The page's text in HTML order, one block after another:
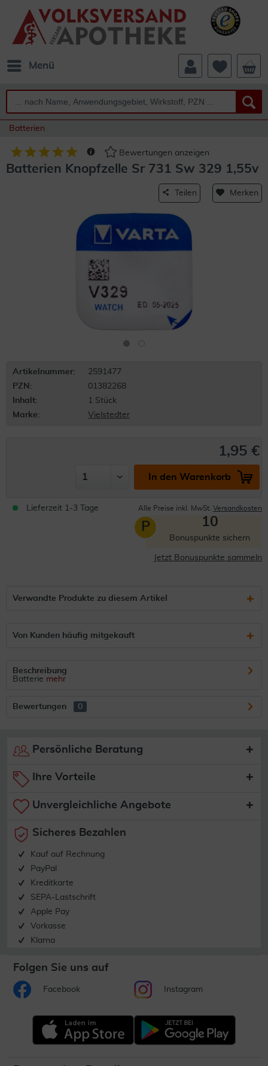
Menü
Batterien
Bewertungen anzeigen
Batterien Knopfzelle Sr 731 Sw 329 1,55v
Teilen Merken
Artikelnummer:
2591477
PZN:
01382268
Inhalt:
1 Stück
Marke:
Vielstedter
1,95 €
In den Warenkorb
Lieferzeit 1-3 Tage Alle Preise inkl. MwSt. Versandkosten
P 10
Bonuspunkte sichern
Jetzt Bonuspunkte sammeln
Verwandte Produkte zu diesem Artikel
Von Kunden häufig mitgekauft
Beschreibung
Batterie mehr
Bewertungen 0
Persönliche Beratung
Ihre Vorteile
Unvergleichliche Angebote
Sicheres Bezahlen
Kauf auf Rechnung
PayPal
Kreditkarte
SEPA-Lastschrift
Apple Pay
Vorkasse
Klarna
Folgen Sie uns auf
Facebook Instagram